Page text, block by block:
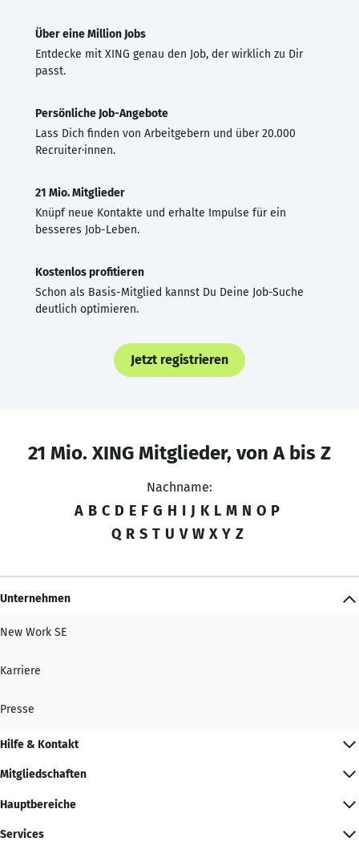
Über eine Million Jobs
Entdecke mit XING genau den Job, der wirklich zu Dir
passt.
Persönliche Job-Angebote
Lass Dich finden von Arbeitgebern und über 20.000
Recruiter·innen.
21 Mio. Mitglieder
Knüpf neue Kontakte und erhalte Impulse für ein
besseres Job-Leben.
Kostenlos profitieren
Schon als Basis-Mitglied kannst Du Deine Job-Suche
deutlich optimieren.
Jetzt registrieren
21 Mio. XING Mitglieder, von A bis Z
Nachname:
A B C D E F G H I J K L M N O P
Q R S T U V W X Y Z
Unternehmen
New Work SE
Karriere
Presse
Hilfe & Kontakt
Mitgliedschaften
Hauptbereiche
Services